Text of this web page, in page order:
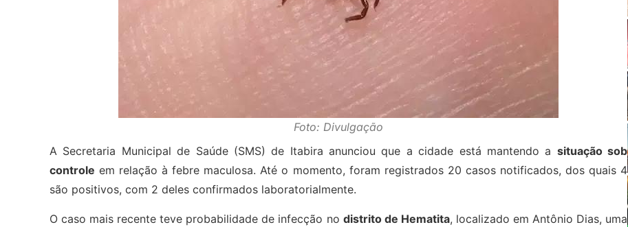
Foto: Divulgação
A Secretaria Municipal de Saúde (SMS) de Itabira anunciou que a cidade está mantendo a situação sob
controle em relação à febre maculosa. Até o momento, foram registrados 20 casos notificados, dos quais 4
são positivos, com 2 deles confirmados laboratorialmente.
O caso mais recente teve probabilidade de infecção no distrito de Hematita, localizado em Antônio Dias, uma